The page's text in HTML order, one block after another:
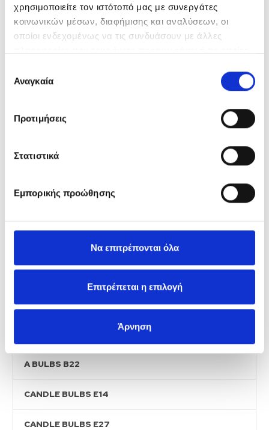
χρησιμοποιείτε τον ιστότοπό μας με συνεργάτες
κοινωνικών μέσων, διαφήμισης και αναλύσεων, οι
οποίοι ενδεχομένως να τις συνδυάσουν με άλλες
των υπηρεσιών τους.
συγκατάθεσης
Αναγκαία
Προτιμήσεις
Στατιστικά
Εμπορικής προώθησης
Να επιτρέπονται όλα
Επιτρέπεται η επιλογή
Άρνηση
BATERIE SPECJALISTYCZNE
Button Cells
CUSTOMIZED SOLUTIONS
EnergiaNet
SMD CANDLE BULBS
SMD GOLF BULBS
SMD GU10 BULBS
A BULBS B22
CANDLE BULBS E14
CANDLE BULBS E27